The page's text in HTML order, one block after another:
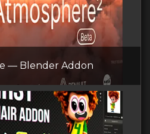
— Blender Addon